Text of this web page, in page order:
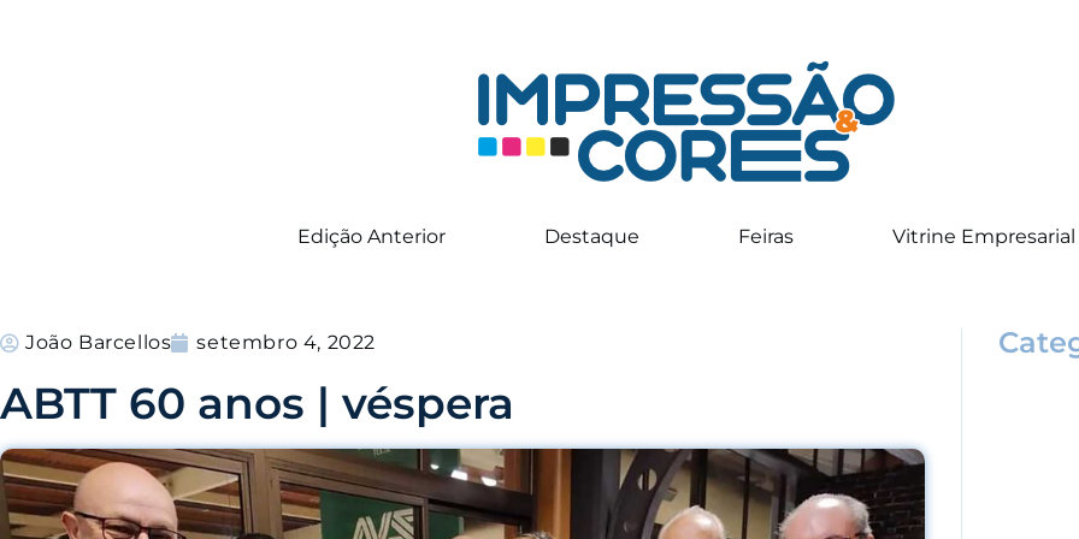
Edição Anterior Destaque Feiras Vitrine Empresarial
João Barcellos setembro 4, 2022
ABTT 60 anos | véspera